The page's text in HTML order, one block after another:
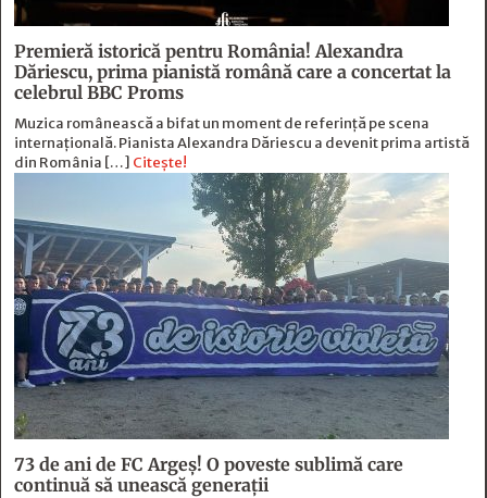
Premieră istorică pentru România! Alexandra
Dăriescu, prima pianistă română care a concertat la
celebrul BBC Proms
Muzica românească a bifat un moment de referință pe scena
internațională. Pianista Alexandra Dăriescu a devenit prima artistă
din România […] Citește!
73 de ani de FC Argeş! O poveste sublimă care
continuă să unească generaţii